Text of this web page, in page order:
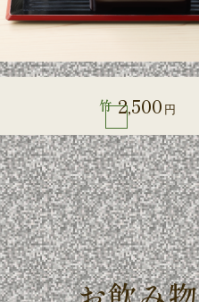
竹 2,500 円